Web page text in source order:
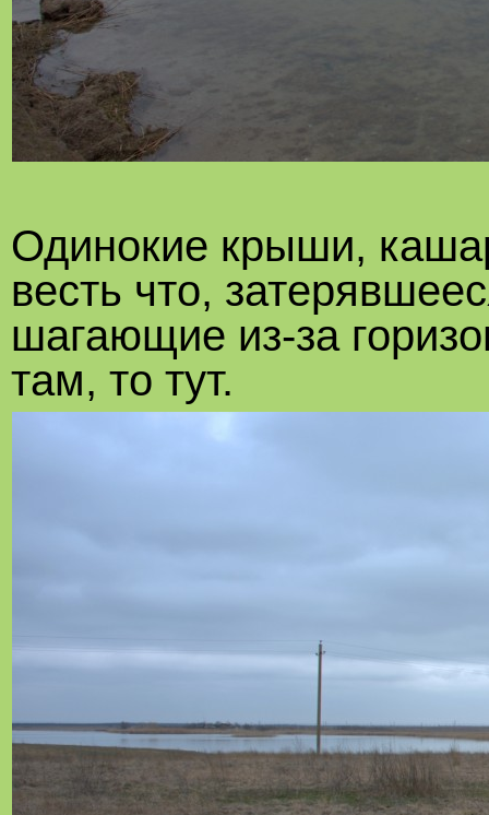
Одинокие крыши,
весть что,
шагающие из-за
там, то тут.